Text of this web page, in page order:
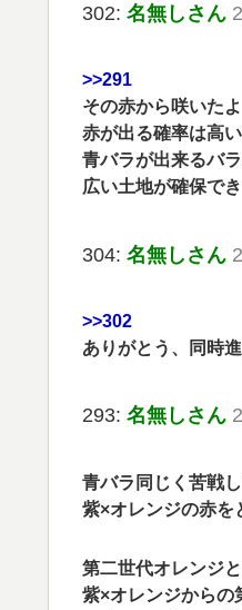
302: 名無しさん
>>291
その赤から咲いたよ
赤が出る確率は高
青バラが出来るバ
広い土地が確保で
304: 名無しさん
>>302
ありがとう、同時
293: 名無しさん
青バラ同じく苦戦
紫×オレンジの赤を
第二世代オレンジ
紫×オレンジからの